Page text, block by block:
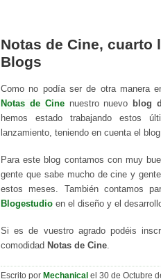
Notas de Cine, cuarto
Blogs
Como no podía ser de otra manera
Notas de Cinenuestro nuevo blog
hemos estado trabajando estos
lanzamiento, teniendo en cuenta el
Para este blog contamos con muy
gente que sabe mucho de cine y
estos meses. También contamos
Blogestudio en el diseño y el
Si es de vuestro agrado podéis
comodidad Notas de Cine
Escrito por Mechanical el 30 de Octubre